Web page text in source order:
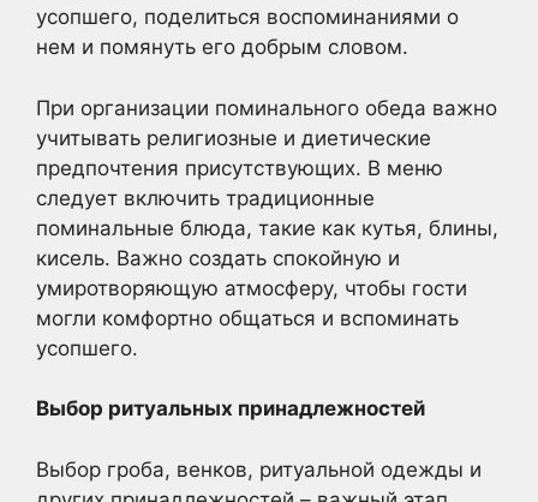
усопшего, поделиться воспоминаниями о
нем и помянуть его добрым словом.
При организации поминального обеда важно
учитывать религиозные и диетические
предпочтения присутствующих. В меню
следует включить традиционные
поминальные блюда, такие как кутья, блины,
кисель. Важно создать спокойную и
умиротворяющую атмосферу, чтобы гости
могли комфортно общаться и вспоминать
усопшего.
Выбор ритуальных принадлежностей
Выбор гроба, венков, ритуальной одежды и